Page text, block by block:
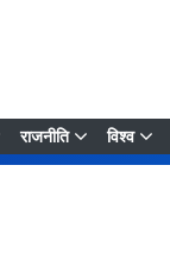
राजनीति विश्व